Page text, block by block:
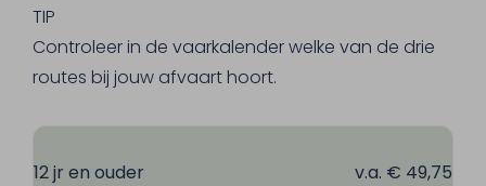
volgen hartige broodjes, warme minihapjes,
scones met clotted cream en marmelade
en verschillende zoete lekkernijen. Koffie en
TIP
Controleer in de vaarkalender welke van de drie
routes bij jouw afvaart hoort.
12 jr en ouder
v.a. € 49,75